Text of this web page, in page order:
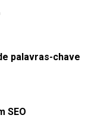
palavras-chave
SEO